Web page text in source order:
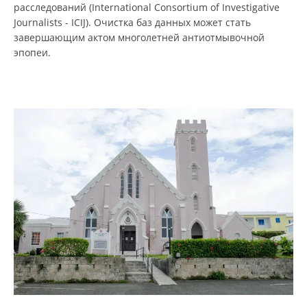
расследований (International Consortium of Investigative
Journalists - ICIJ). Очистка баз данных может стать
завершающим актом многолетней антиотмывочной
эпопеи.